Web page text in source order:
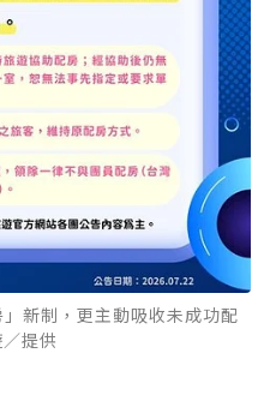
新制，更主動吸收未成功配
提供